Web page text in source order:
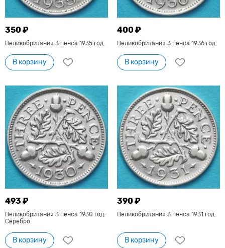
350 ₽
Великобритания 3 пенса 1935 год.
В корзину
400 ₽
Великобритания 3 пенса 1936 год.
В корзину
493 ₽
Великобритания 3 пенса 1930 год.
Серебро.
В корзину
390 ₽
Великобритания 3 пенса 1931 год.
В корзину